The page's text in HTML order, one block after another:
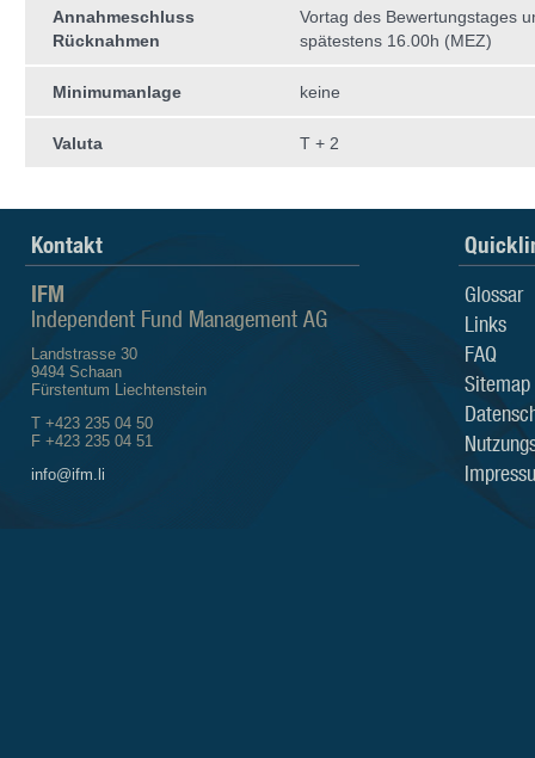
Annahmeschluss
Rücknahmen
Vortag des Bewertungstages
spätestens 16.00h (MEZ)
Minimumanlage keine
Valuta T + 2
Kontakt
IFM
Independent Fund Management AG
Landstrasse 30
9494 Schaan
Fürstentum Liechtenstein
T +423 235 04 50
F +423 235 04 51
info@ifm.li
Glossar
Links
FAQ
Sitemap